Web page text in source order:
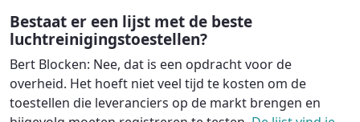
Bestaat er een lijst met de beste
luchtreinigingstoestellen?
Bert Blocken: Nee, dat is een opdracht voor de
overheid. Het hoeft niet veel tijd te kosten om de
toestellen die leveranciers op de markt brengen en